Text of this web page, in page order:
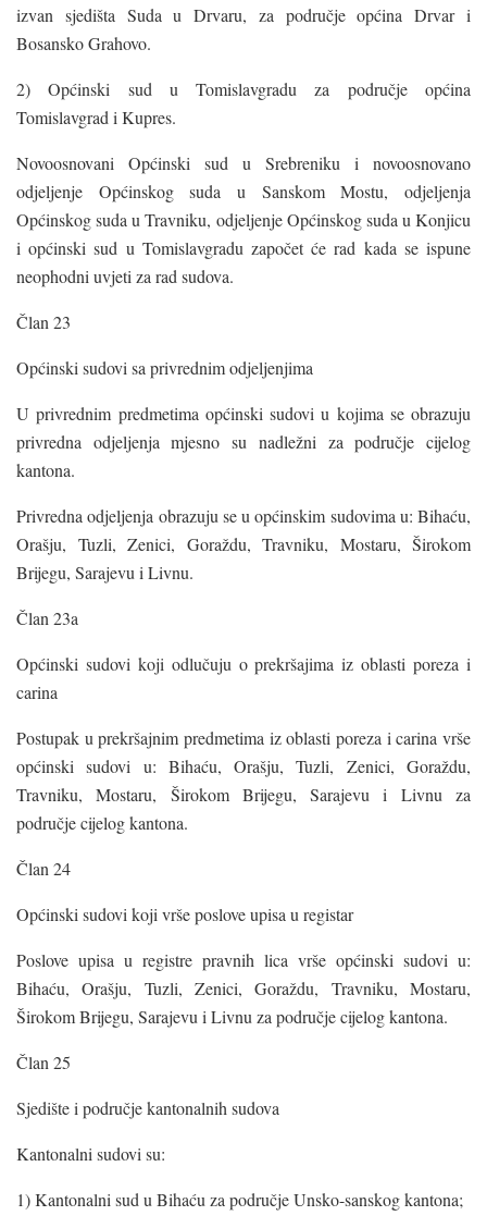
izvan sjedišta Suda u Drvaru, za područje općina Drvar i
Bosansko Grahovo.
2) Općinski sud u Tomislavgradu za područje općina
Tomislavgrad i Kupres.
Novoosnovani Općinski sud u Srebreniku i novoosnovano
odjeljenje Općinskog suda u Sanskom Mostu, odjeljenja
Općinskog suda u Travniku, odjeljenje Općinskog suda u Konjicu
i općinski sud u Tomislavgradu započet će rad kada se ispune
neophodni uvjeti za rad sudova.
Član 23
Općinski sudovi sa privrednim odjeljenjima
U privrednim predmetima općinski sudovi u kojima se obrazuju
privredna odjeljenja mjesno su nadležni za područje cijelog
kantona.
Privredna odjeljenja obrazuju se u općinskim sudovima u: Bihaću,
Orašju, Tuzli, Zenici, Goraždu, Travniku, Mostaru, Širokom
Brijegu, Sarajevu i Livnu.
Član 23a
Općinski sudovi koji odlučuju o prekršajima iz oblasti poreza i
carina
Postupak u prekršajnim predmetima iz oblasti poreza i carina vrše
općinski sudovi u: Bihaću, Orašju, Tuzli, Zenici, Goraždu,
Travniku, Mostaru, Širokom Brijegu, Sarajevu i Livnu za
područje cijelog kantona.
Član 24
Općinski sudovi koji vrše poslove upisa u registar
Poslove upisa u registre pravnih lica vrše općinski sudovi u:
Bihaću, Orašju, Tuzli, Zenici, Goraždu, Travniku, Mostaru,
Širokom Brijegu, Sarajevu i Livnu za područje cijelog kantona.
Član 25
Sjedište i područje kantonalnih sudova
Kantonalni sudovi su:
1) Kantonalni sud u Bihaću za područje Unsko-sanskog kantona;